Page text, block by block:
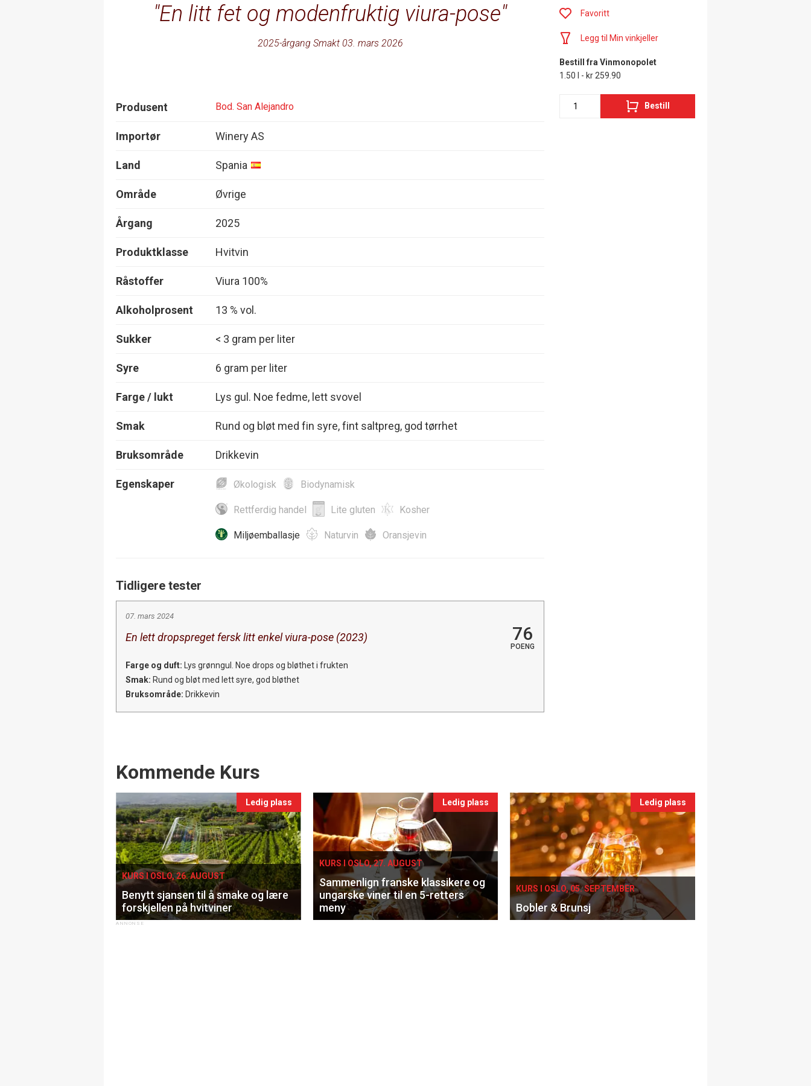
En litt fet og modenfruktig viura-pose
2025-årgang Smakt 03. mars 2026
Produsent Bod. San Alejandro
Importør Winery AS
Land Spania
Område Øvrige
Årgang 2025
Produktklasse Hvitvin
Råstoffer Viura 100%
Alkoholprosent 13 % vol.
Sukker < 3 gram per liter
Syre 6 gram per liter
Farge / lukt Lys gul. Noe fedme, lett svovel
Smak Rund og bløt med fin syre, fint saltpreg, god tørrhet
Bruksområde Drikkevin
Egenskaper Økologisk Biodynamisk
Rettferdig handel Lite gluten Kosher
Miljøemballasje Naturvin Oransjevin
Tidligere tester
07. mars 2024
En lett dropspreget fersk litt enkel viura-pose (2023) 76
POENG
Farge og duft: Lys grønngul. Noe drops og bløthet i frukten
Smak: Rund og bløt med lett syre, god bløthet
Bruksområde: Drikkevin
Favoritt
Legg til Min vinkjeller
Bestill fra Vinmonopolet
1.50 l - kr 259.90
Bestill
Events
Kommende Kurs
Ledig plass
KURS I OSLO, 26. AUGUST
Benytt sjansen til å smake og lære
forskjellen på hvitviner
Ledig plass
KURS I OSLO, 27. AUGUST
Sammenlign franske klassikere og
ungarske viner til en 5-retters
meny
Ledig plass
KURS I OSLO, 05. SEPTEMBER
Bobler & Brunsj